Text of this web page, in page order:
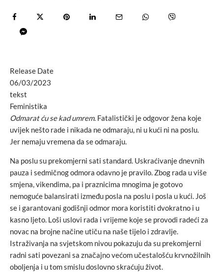
Release Date
06/03/2023
tekst
Feministika
Odmarat ću se kad umrem. Fatalistički je odgovor žena koje
uvijek nešto rade i nikada ne odmaraju, ni u kući ni na poslu.
Jer nemaju vremena da se odmaraju.
Na poslu su prekomjerni sati standard. Uskraćivanje dnevnih
pauza i sedmičnog odmora odavno je pravilo. Zbog rada u više
smjena, vikendima, pa i praznicima mnogima je gotovo
nemoguće balansirati između posla na poslu i posla u kući. Još
se i garantovani godišnji odmor mora koristiti dvokratno i u
kasno ljeto. Loši uslovi rada i vrijeme koje se provodi radeći za
novac na brojne načine utiču na naše tijelo i zdravlje.
Istraživanja na svjetskom nivou pokazuju da su prekomjerni
radni sati povezani sa značajno većom učestalošću krvnožilnih
oboljenja i u tom smislu doslovno skraćuju život.